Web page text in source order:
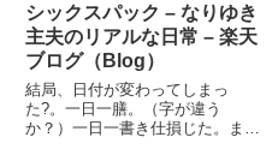
シックスパック – なりゆき
主夫のリアルな日常 – 楽天
ブログ（Blog）
結局、日付が変わってしまっ
た?。一日一膳。（字が違う
か？）一日一書き仕損じた。ま、